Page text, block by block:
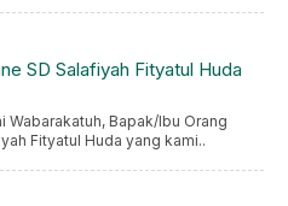
SD Salafiyah Fityatul Huda
Wabarakatuh, Bapak/Ibu Orang
Fityatul Huda yang kami..